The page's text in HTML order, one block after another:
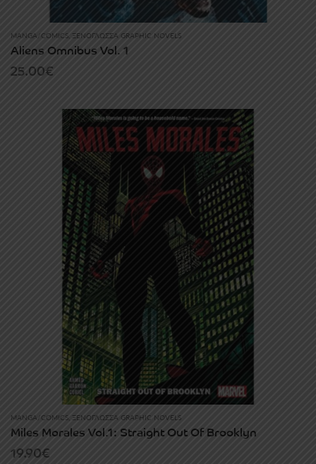
MANGA/COMICS, ΞΕΝΌΓΛΩΣΣΑ GRAPHIC NOVELS
Aliens Omnibus Vol. 1
25.00€
MANGA/COMICS, ΞΕΝΌΓΛΩΣΣΑ GRAPHIC NOVELS
Miles Morales Vol.1: Straight Out Of Brooklyn
19.90€